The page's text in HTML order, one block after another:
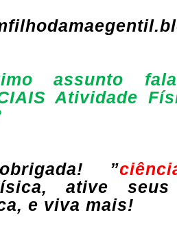
assunto
Atividade
”
ative
e viva mais!